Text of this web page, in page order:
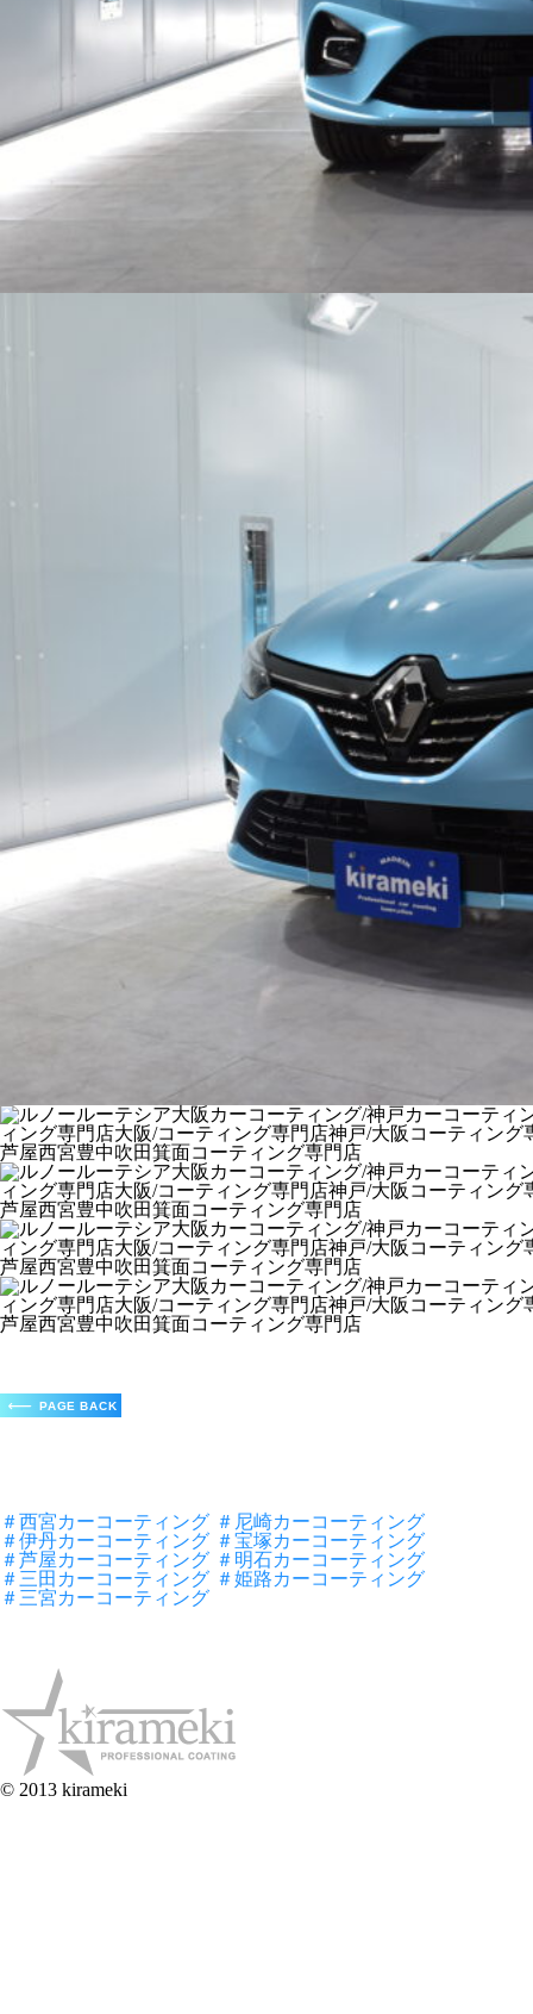
＃西宮カーコーティング ＃尼崎カーコーティング
＃伊丹カーコーティング ＃宝塚カーコーティング
＃芦屋カーコーティング ＃明石カーコーティング
＃三田カーコーティング ＃姫路カーコーティング
＃三宮カーコーティング
© 2013 kirameki